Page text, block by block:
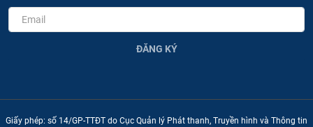
ĐĂNG KÝ
Giấy phép: số 14/GP-TTĐT do Cục Quản lý Phát thanh, Truyền hình và Thông tin